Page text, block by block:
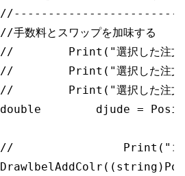
//手数料とスワップを加味する
//        Print("選択した注文
//        Print("選択した注文
//        Print("選択した注
double
djude =
//                Print("コ
DrawlbelAddColr ( ( string )